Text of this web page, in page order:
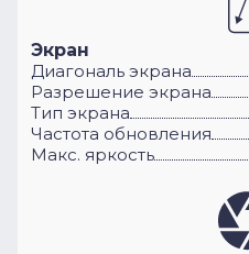
Экран
Диагональ экрана
Разрешение экрана
Тип экрана
Частота обновления
Макс. яркость